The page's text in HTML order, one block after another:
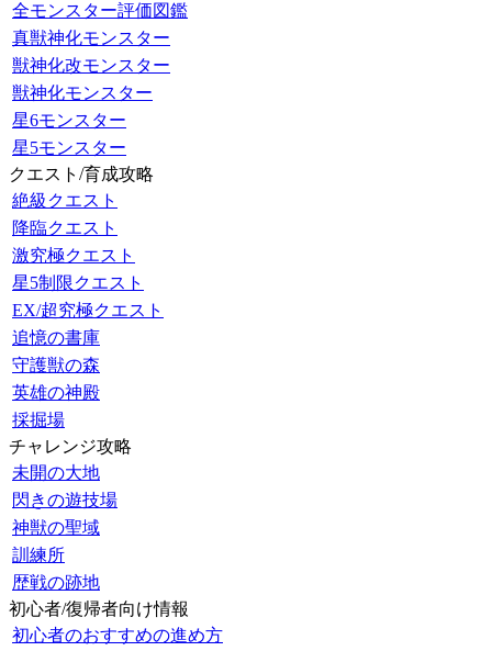
全モンスター評価図鑑
真獣神化モンスター
獣神化改モンスター
獣神化モンスター
星6モンスター
星5モンスター
クエスト/育成攻略
絶級クエスト
降臨クエスト
激究極クエスト
星5制限クエスト
EX/超究極クエスト
追憶の書庫
守護獣の森
英雄の神殿
採掘場
チャレンジ攻略
未開の大地
閃きの遊技場
神獣の聖域
訓練所
歴戦の跡地
初心者/復帰者向け情報
初心者のおすすめの進め方